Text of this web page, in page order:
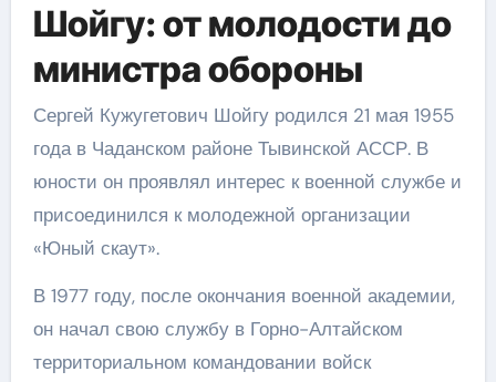
Шойгу: от молодости до
министра обороны
Сергей Кужугетович Шойгу родился 21 мая 1955
года в Чаданском районе Тывинской АССР. В
юности он проявлял интерес к военной службе и
присоединился к молодежной организации
«Юный скаут».
В 1977 году, после окончания военной академии,
он начал свою службу в Горно-Алтайском
территориальном командовании войск